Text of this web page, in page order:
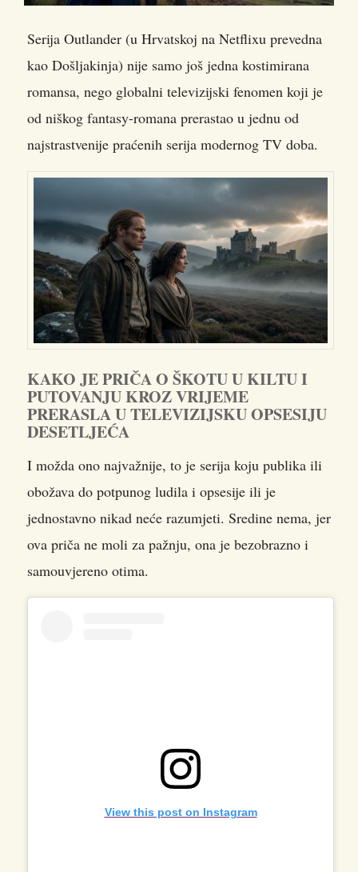
Serija Outlander (u Hrvatskoj na Netflixu prevedna
kao Došljakinja) nije samo još jedna kostimirana
romansa, nego globalni televizijski fenomen koji je
od niškog fantasy-romana prerastao u jednu od
najstrastvenije praćenih serija modernog TV doba.
KAKO JE PRIČA O ŠKOTU U KILTU I
PUTOVANJU KROZ VRIJEME
PRERASLA U TELEVIZIJSKU OPSESIJU
DESETLJEĆA
I možda ono najvažnije, to je serija koju publika ili
obožava do potpunog ludila i opsesije ili je
jednostavno nikad neće razumjeti. Sredine nema, jer
ova priča ne moli za pažnju, ona je bezobrazno i
samouvjereno otima.
View this post on Instagram